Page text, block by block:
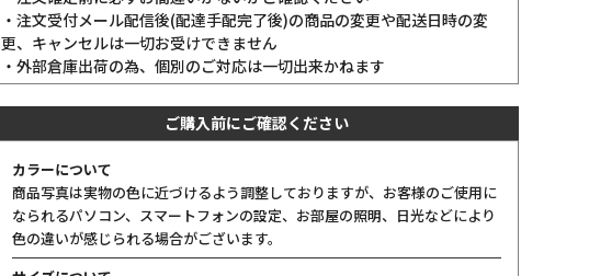
・注文受付メール配信後(配達手配完了後)の商品の変更や配送日時の変
更、キャンセルは一切お受けできません
・外部倉庫出荷の為、個別のご対応は一切出来かねます
ご購入前にご確認ください
カラーについて
商品写真は実物の色に近づけるよう調整しておりますが、お客様のご使用に
なられるパソコン、スマートフォンの設定、お部屋の照明、日光などにより
色の違いが感じられる場合がございます。